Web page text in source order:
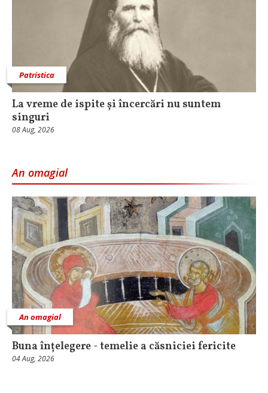
Patristica
La vreme de ispite și încercări nu suntem
singuri
08 Aug, 2026
An omagial
An omagial
Buna înțelegere - temelie a căsniciei fericite
04 Aug, 2026